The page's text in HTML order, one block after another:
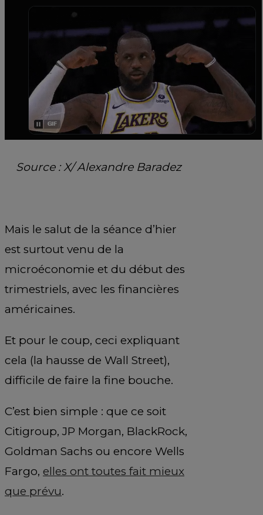
Source : X/ Alexandre Baradez
Mais le salut de la séance d’hier
est surtout venu de la
microéconomie et du début des
trimestriels, avec les financières
américaines.
Et pour le coup, ceci expliquant
cela (la hausse de Wall Street),
difficile de faire la fine bouche.
C’est bien simple : que ce soit
Citigroup, JP Morgan, BlackRock,
Goldman Sachs ou encore Wells
Fargo, elles ont toutes fait mieux
que prévu.